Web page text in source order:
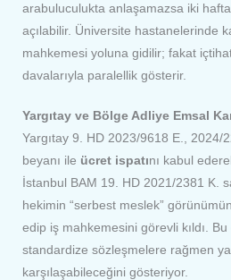
arabuluculukta anlaşamazsa iki
açılabilir. Üniversite hastanelerinde
mahkemesi yoluna gidilir; fakat
davalarıyla paralellik gösterir.
Yargıtay ve Bölge Adliye Emsal
Yargıtay 9. HD 2023/9618 E., 2024/
beyanı ile ücret ispatını kabul
İstanbul BAM 19. HD 2021/2381 K.
hekimin “serbest meslek”
edip iş mahkemesini görevli kıldı.
standardize sözleşmelere rağmen
karşılaşabileceğini gösteriyor.